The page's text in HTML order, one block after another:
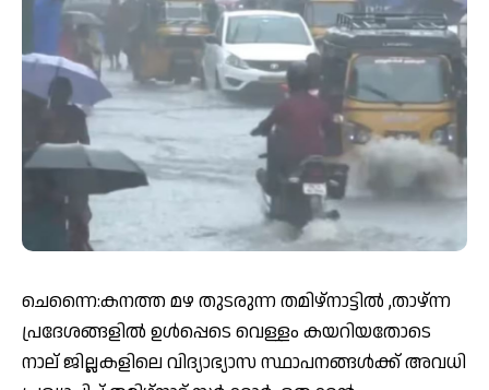
​ചെന്നൈ:കനത്ത മഴ തുടരുന്ന തമിഴ്‌നാട്ടിൽ ,താഴ്ന്ന
പ്രദേശങ്ങളില്‍ ഉള്‍പ്പെടെ വെള്ളം കയറിയതോടെ
നാല് ജില്ലകളിലെ വിദ്യാഭ്യാസ സ്ഥാപനങ്ങള്‍ക്ക് അവധി